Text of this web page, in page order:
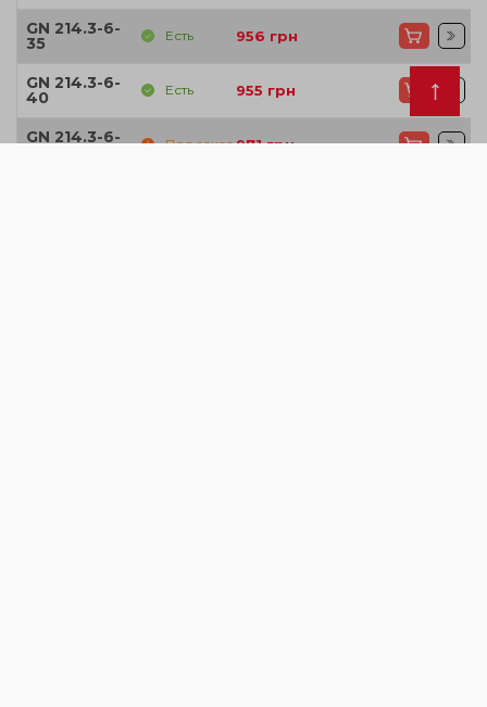
GN 214.3-6-
35 Есть 956 грн
GN 214.3-6-
40 Есть 955 грн
GN 214.3-6- Под заказ971грн